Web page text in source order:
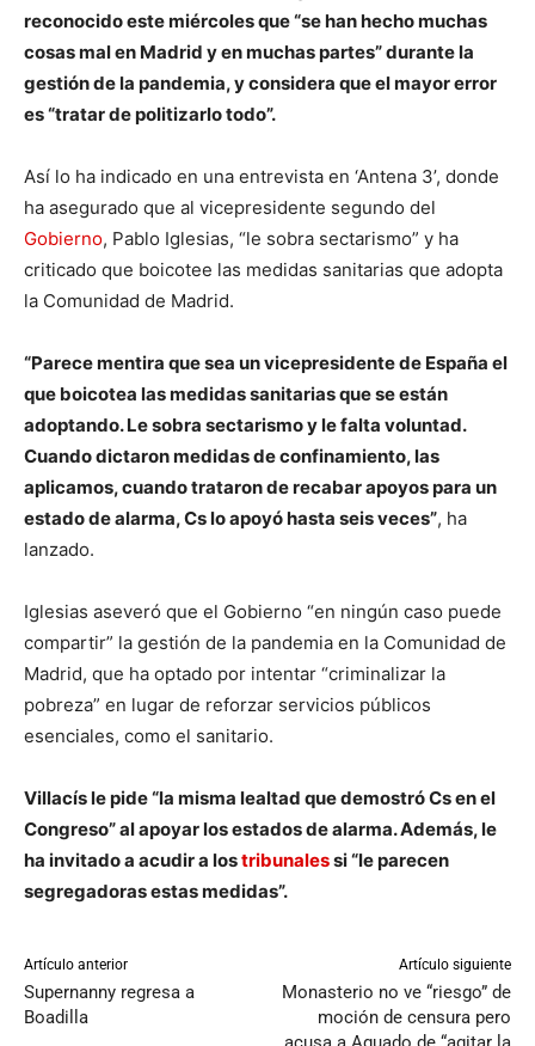
reconocido este miércoles que “se han hecho muchas
cosas mal en Madrid y en muchas partes” durante la
gestión de la pandemia, y considera que el mayor error
es “tratar de politizarlo todo”.
Así lo ha indicado en una entrevista en ‘Antena 3’, donde
ha asegurado que al vicepresidente segundo del
Gobierno, Pablo Iglesias, “le sobra sectarismo” y ha
criticado que boicotee las medidas sanitarias que adopta
la Comunidad de Madrid.
“Parece mentira que sea un vicepresidente de España el
que boicotea las medidas sanitarias que se están
adoptando. Le sobra sectarismo y le falta voluntad.
Cuando dictaron medidas de confinamiento, las
aplicamos, cuando trataron de recabar apoyos para un
estado de alarma, Cs lo apoyó hasta seis veces”, ha
lanzado.
Iglesias aseveró que el Gobierno “en ningún caso puede
compartir” la gestión de la pandemia en la Comunidad de
Madrid, que ha optado por intentar “criminalizar la
pobreza” en lugar de reforzar servicios públicos
esenciales, como el sanitario.
Villacís le pide “la misma lealtad que demostró Cs en el
Congreso” al apoyar los estados de alarma. Además, le
ha invitado a acudir a lostribunalessi “le parecen
segregadoras estas medidas”.
Artículo anterior
Supernanny regresa a
Boadilla
Artículo siguiente
Monasterio no ve “riesgo” de
moción de censura pero